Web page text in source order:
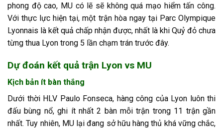
phong độ cao, MU có lẽ sẽ không quá mạo hiểm tấn công.
Với thực lực hiện tại, một trận hòa ngay tại Parc Olympique
Lyonnais là kết quả chấp nhận được, nhất là khi Quỷ đỏ chưa
từng thua Lyon trong 5 lần chạm trán trước đây.
Dự đoán kết quả trận Lyon vs MU
Kịch bản ít bàn thắng
Dưới thời HLV Paulo Fonseca, hàng công của Lyon luôn thi
đấu bùng nổ, ghi ít nhất 2 bàn mỗi trận trong 11 trận gần
nhất. Tuy nhiên, MU lại đang sở hữu hàng thủ khá vững chắc,